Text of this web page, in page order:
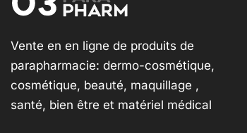
Vente en en ligne de produits de
parapharmacie: dermo-cosmétique,
cosmétique, beauté, maquillage ,
santé, bien être et matériel médical